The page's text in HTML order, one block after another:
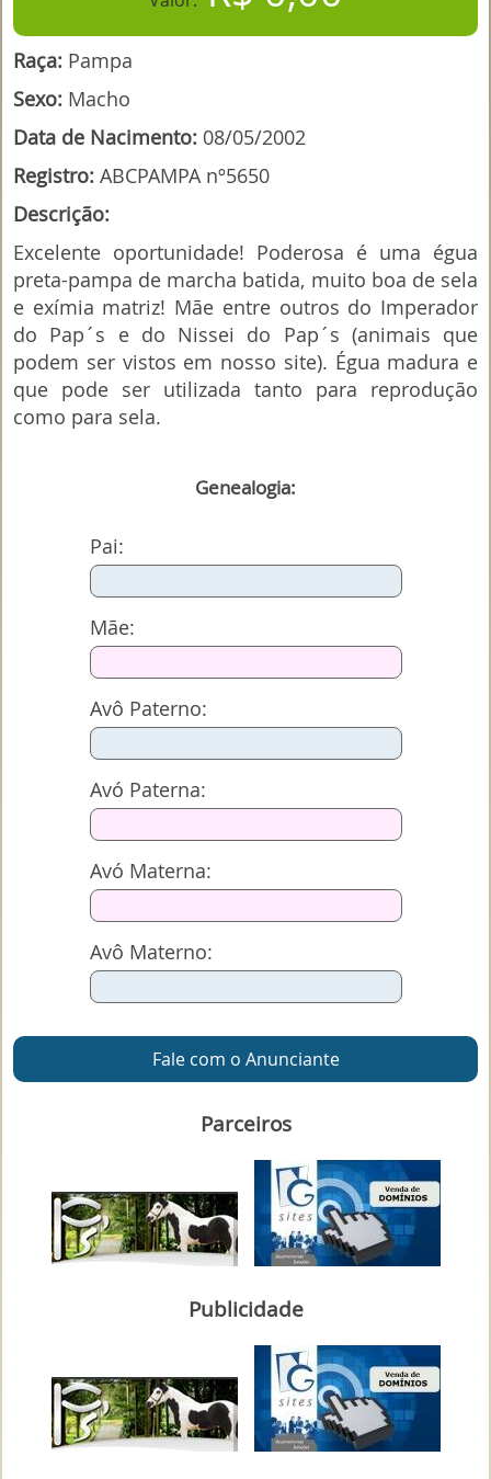
Raça: Pampa
Sexo: Macho
Data de Nacimento: 08/05/2002
Registro: ABCPAMPA nº5650
Descrição:
Excelente oportunidade! Poderosa é uma égua
preta-pampa de marcha batida, muito boa de sela
e exímia matriz! Mãe entre outros do Imperador
do Pap´s e do Nissei do Pap´s (animais que
podem ser vistos em nosso site). Égua madura e
que pode ser utilizada tanto para reprodução
como para sela.
Genealogia:
Pai:
Mãe:
Avô Paterno:
Avó Paterna:
Avó Materna:
Avô Materno:
Fale com o Anunciante
Parceiros
Publicidade